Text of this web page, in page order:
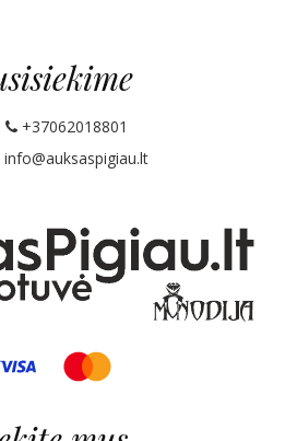
+37062018801
info@auksaspigiau.lt